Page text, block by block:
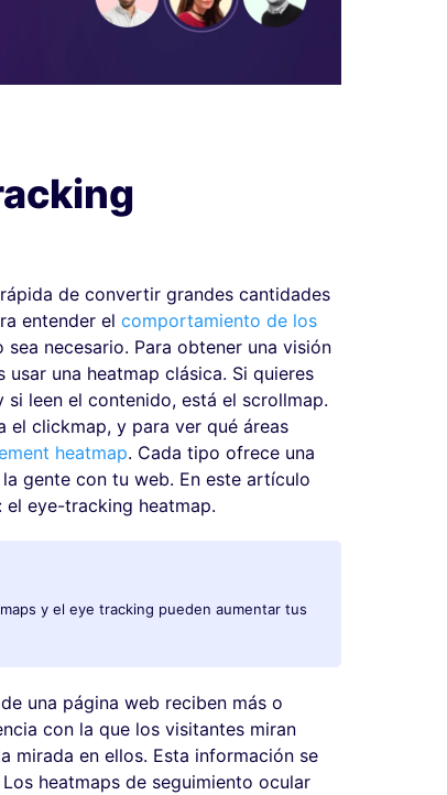
de convertir grandes cantidades
entender el comportamiento de los
necesario. Para obtener una visión
una heatmap clásica. Si quieres
leen el contenido, está el scrollmap.
el clickmap, y para ver qué áreas
heatmap. Cada tipo ofrece una
gente con tu web. En este artículo
eye-tracking heatmap.
y el eye tracking pueden aumentar tus
una página web reciben más o
con la que los visitantes miran
mirada en ellos. Esta información se
heatmaps de seguimiento ocular